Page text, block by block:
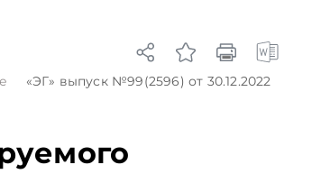
«ЭГ» выпуск №99(2596) от 30.12.2022